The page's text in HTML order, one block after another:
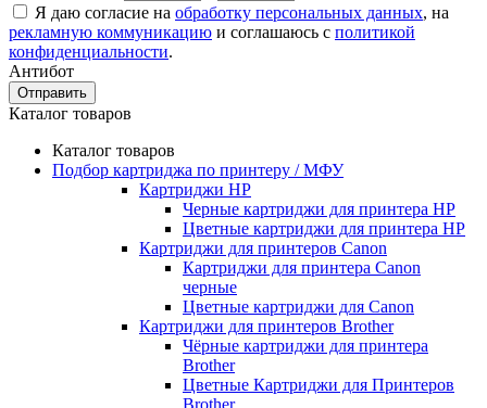
Я даю согласие на обработку персональных данных, на
рекламную коммуникацию и соглашаюсь с политикой
конфиденциальности.
Антибот
Отправить
Каталог товаров
Каталог товаров
Подбор картриджа по принтеру / МФУ
Картриджи HP
Черные картриджи для принтера HP
Цветные картриджи для принтера HP
Картриджи для принтеров Сanon
Картриджи для принтера Сanon
черные
Цветные картриджи для Сanon
Картриджи для принтеров Brother
Чёрные картриджи для принтера
Brother
Цветные Картриджи для Принтеров
Brother